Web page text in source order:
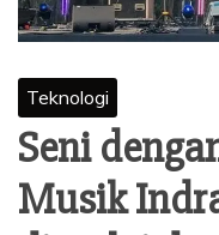
Teknologi
Seni
Musik